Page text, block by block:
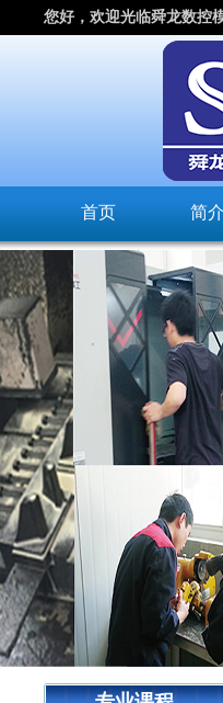
您好，欢迎光临舜龙数控
首页 简介